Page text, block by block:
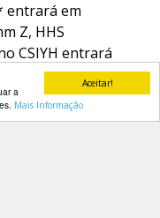
Aceitar!
a
Mais Informação
entrará em
Z, HHS
CSIYH entrará